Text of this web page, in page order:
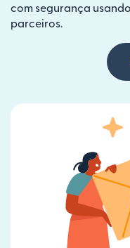
com segurança
parceiros.